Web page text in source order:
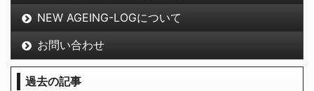
NEW AGEING-LOGについて
お問い合わせ
過去の記事